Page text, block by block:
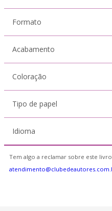
Formato
Acabamento
Coloração
Tipo de papel
Idioma
Tem algo a reclamar sobre este